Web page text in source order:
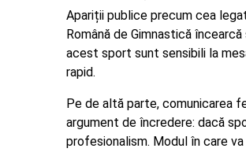
Apariții publice precum cea
Română de Gimnastică
acest sport sunt sensibili la
rapid.
Pe de altă parte, comunicarea
argument de încredere: dacă
profesionalism. Modul în care